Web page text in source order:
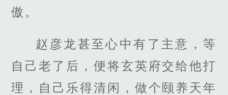
傲。
赵彦龙甚至心中有了主意，等
自己老了后，便将玄英府交给他打
理，自己乐得清闲，做个颐养天年